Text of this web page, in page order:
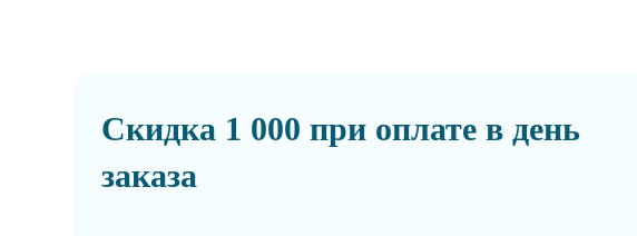
Скидка 1 000 при оплате в день
заказа